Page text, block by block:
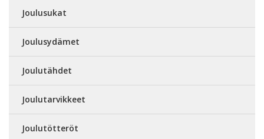
Joulusukat
Joulusydämet
Joulutähdet
Joulutarvikkeet
Joulutötteröt